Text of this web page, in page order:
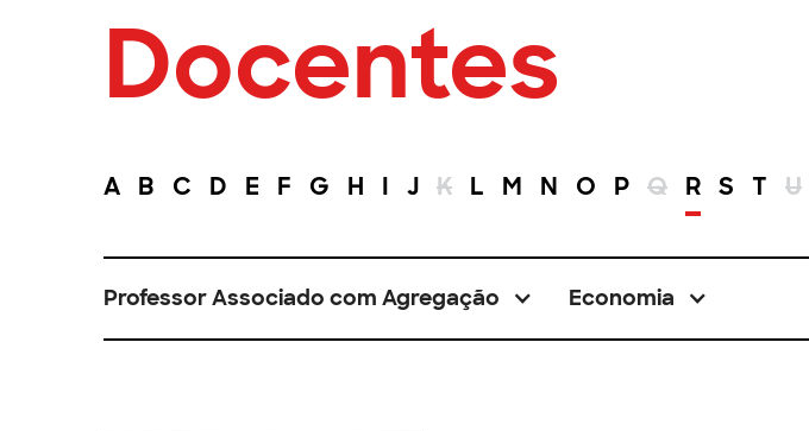
Docentes
A B C D E F G H I J K L M N O P Q R S T U
Professor Associado com Agregação Economia